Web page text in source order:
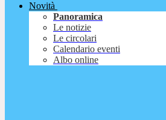
Novità
Panoramica
Le notizie
Le circolari
Calendario eventi
Albo online